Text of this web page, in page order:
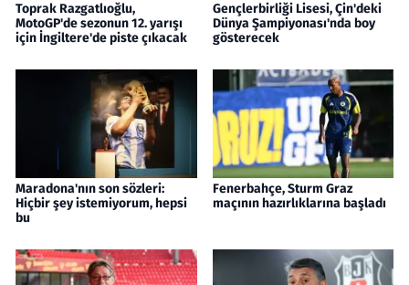
Toprak Razgatlıoğlu,
MotoGP'de sezonun 12. yarışı
için İngiltere'de piste çıkacak
Gençlerbirliği Lisesi, Çin'deki
Dünya Şampiyonası'nda boy
gösterecek
Maradona'nın son sözleri:
Hiçbir şey istemiyorum, hepsi
bu
Fenerbahçe, Sturm Graz
maçının hazırlıklarına başladı